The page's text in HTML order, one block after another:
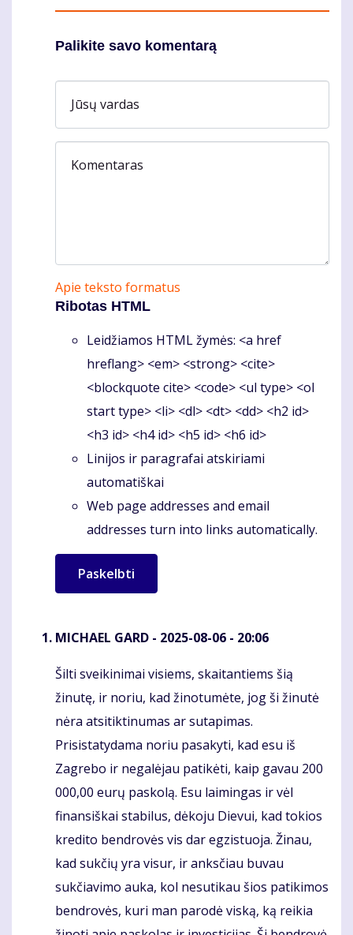
Palikite savo komentarą
Jūsų vardas
Komentaras
Apie teksto formatus
Ribotas HTML
Leidžiamos HTML žymės: <a href
hreflang> <em> <strong> <cite>
<blockquote cite> <code> <ul type> <ol
start type> <li> <dl> <dt> <dd> <h2 id>
<h3 id> <h4 id> <h5 id> <h6 id>
Linijos ir paragrafai atskiriami
automatiškai
Web page addresses and email
addresses turn into links automatically.
MICHAEL GARD - 2025-08-06 - 20:06
Komentaras
Šilti sveikinimai visiems, skaitantiems šią
žinutę, ir noriu, kad žinotumėte, jog ši žinutė
nėra atsitiktinumas ar sutapimas.
Prisistatydama noriu pasakyti, kad esu iš
Zagrebo ir negalėjau patikėti, kaip gavau 200
000,00 eurų paskolą. Esu laimingas ir vėl
finansiškai stabilus, dėkoju Dievui, kad tokios
kredito bendrovės vis dar egzistuoja. Žinau,
kad sukčių yra visur, ir anksčiau buvau
sukčiavimo auka, kol nesutikau šios patikimos
bendrovės, kuri man parodė viską, ką reikia